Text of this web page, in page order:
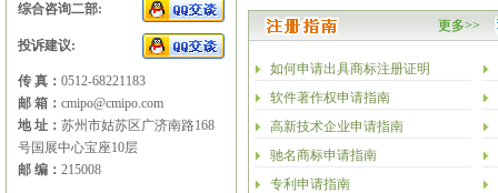
综合咨询二部:
投诉建议:
传 真： 0512-68221183
邮 箱： cmipo@cmipo.com
地 址： 苏州市姑苏区广济南路168
号国展中心宝座10层
邮 编： 215008
更多>>
如何申请出具商标注册证明
软件著作权申请指南
高新技术企业申请指南
驰名商标申请指南
专利申请指南